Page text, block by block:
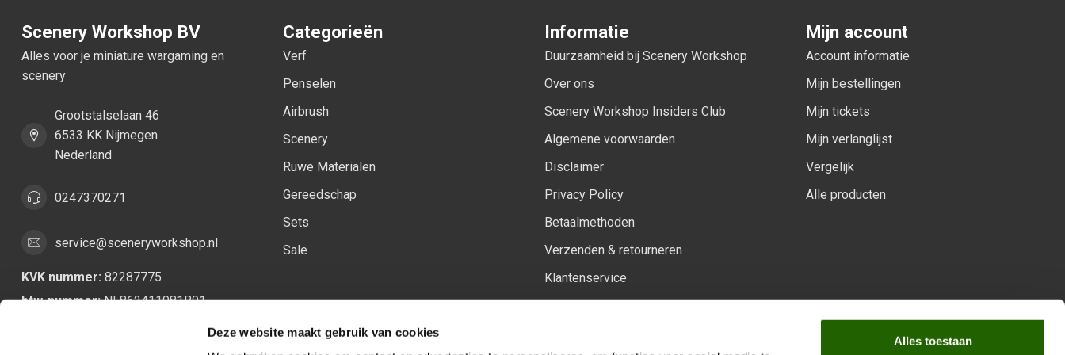
Deze website maakt gebruik van cookies
Alles toestaan
Scenery Workshop BV
Alles voor je miniature wargaming en
scenery
Grootstalselaan 46
6533 KK Nijmegen
Nederland
0247370271
service@sceneryworkshop.nl
KVK nummer: 82287775
btw-nummer:NL862411981B01
Categorieën
Verf
Penselen
Airbrush
Scenery
Ruwe Materialen
Gereedschap
Sets
Sale
Informatie
Duurzaamheid bij Scenery Workshop
Over ons
Scenery Workshop Insiders Club
Algemene voorwaarden
Disclaimer
Privacy Policy
Betaalmethoden
Verzenden & retourneren
Klantenservice
Mijn account
Account informatie
Mijn bestellingen
Mijn tickets
Mijn verlanglijst
Vergelijk
Alle producten